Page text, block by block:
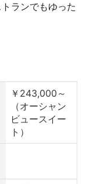
ランでもゆった
￥243,000～
（オーシャン
ビュースイー
ト）